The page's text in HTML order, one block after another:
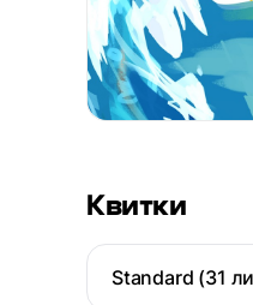
Квитки
Standard (31